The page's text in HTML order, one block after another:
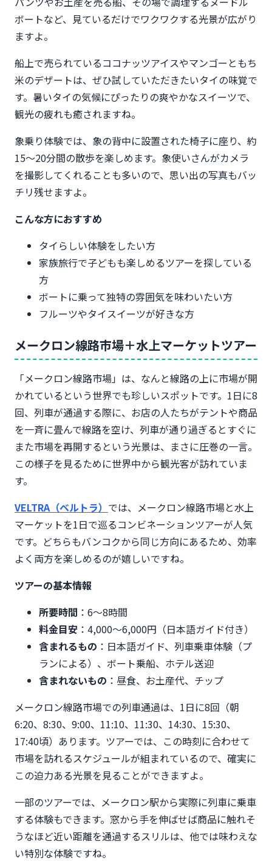
ボートなど、見ているだけでワクワクする光景が広がり
ますよ。
船上で売られているココナッツアイスやマンゴーともち
米のデザートは、ぜひ試していただきたいタイの味覚で
す。暑いタイの気候にぴったりの爽やかなスイーツで、
観光の疲れも癒されますね。
象乗り体験では、象の背中に設置された椅子に座り、約
15〜20分間の散歩を楽しめます。象使いさんがカメラ
を撮影してくれることも多いので、思い出の写真もバッ
チリ残せますよ。
こんな方におすすめ
タイらしい体験をしたい方
家族旅行で子どもも楽しめるツアーを探している
方
ボートに乗って独特の雰囲気を味わいたい方
フルーツやタイスイーツが好きな方
メークロン線路市場＋水上マーケットツアー
「メークロン線路市場」は、なんと線路の上に市場が開
かれているという世界でも珍しいスポットです。1日に8
回、列車が通過する際に、お店の人たちがテントや商品
を一斉に畳んで線路を空け、列車が通り過ぎるとすぐに
また市場を再開するという光景は、まさに圧巻の一言。
この様子を見るために世界中から観光客が訪れていま
す。
VELTRA（ベルトラ） では、メークロン線路市場と水上
マーケットを1日で巡るコンビネーションツアーが人気
です。どちらもバンコクから同じ方向にあるため、効率
よく両方を楽しめるのが嬉しいですね。
ツアーの基本情報
所要時間 ：6〜8時間
料金目安 ：4,000〜6,000円（日本語ガイド付き）
含まれるもの ：日本語ガイド、列車乗車体験（プ
ランによる）、ボート乗船、ホテル送迎
含まれないもの ：昼食、お土産代、チップ
メークロン線路市場での列車通過は、1日に8回（朝
6:20、8:30、9:00、11:10、11:30、14:30、15:30、
17:40頃）あります。ツアーでは、この時刻に合わせて
市場を訪れるスケジュールが組まれているので、確実に
この迫力ある光景を見ることができますよ。
一部のツアーでは、メークロン駅から実際に列車に乗車
する体験もできます。窓から手を伸ばせば商品に触れそ
うなほど近い距離を通過するスリルは、他では味わえな
い特別な体験ですね。